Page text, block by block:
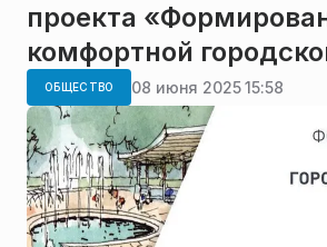
проекта
комфортной
ОБЩЕСТВО 08 июня 2025 15:58